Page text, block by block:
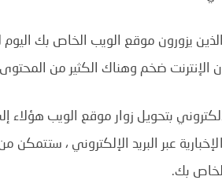
من الأشخاص الذين يزورون موقع الويب الخاص بك
الإنترنت ضخم وهناك الكثير من
بتحويل زوار موقع الويب هؤلاء
عبر البريد الإلكتروني ، ستتمكن من
بك.